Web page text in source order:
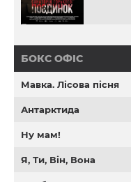
БОКС ОФІС
Мавка. Лісова пісня
Антарктида
Ну мам!
Я, Ти, Він, Вона